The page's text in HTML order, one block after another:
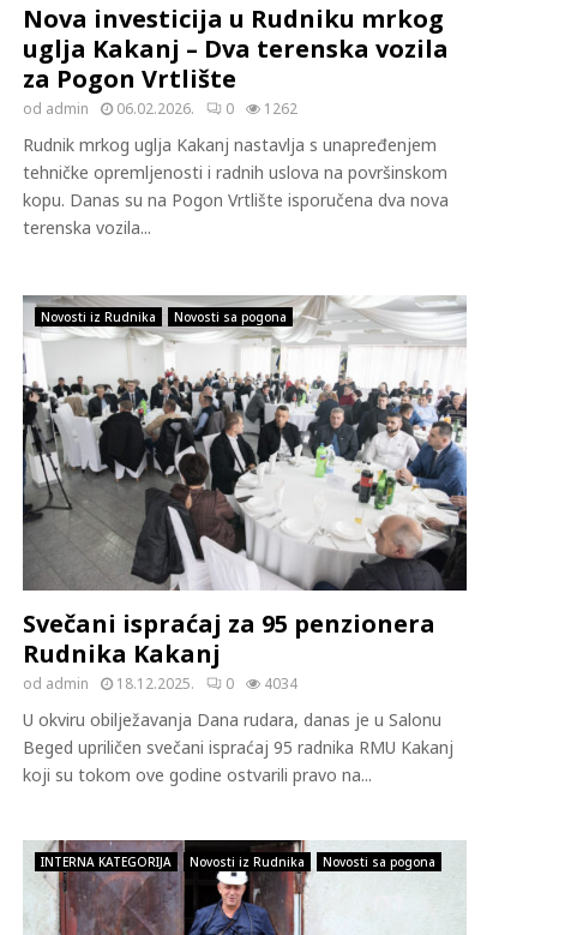
Nova investicija u Rudniku mrkog
uglja Kakanj – Dva terenska vozila
za Pogon Vrtlište
od admin 06.02.2026. 0 1262
Rudnik mrkog uglja Kakanj nastavlja s unapređenjem
tehničke opremljenosti i radnih uslova na površinskom
kopu. Danas su na Pogon Vrtlište isporučena dva nova
terenska vozila...
Novosti iz Rudnika Novosti sa pogona
Svečani ispraćaj za 95 penzionera
Rudnika Kakanj
od admin 18.12.2025. 0 4034
U okviru obilježavanja Dana rudara, danas je u Salonu
Beged upriličen svečani ispraćaj 95 radnika RMU Kakanj
koji su tokom ove godine ostvarili pravo na...
INTERNA KATEGORIJA Novosti iz Rudnika Novosti sa pogona